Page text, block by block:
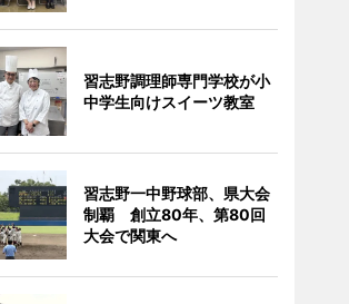
習志野調理師専門学校が小
中学生向けスイーツ教室
習志野一中野球部、県大会
制覇 創立80年、第80回
大会で関東へ